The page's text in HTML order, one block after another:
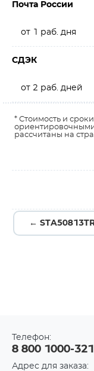
Почта России
от 1 раб. дня
СДЭК
от 2 раб. дней
* Стоимость и
рассчитаны на
←
Телефон:
8 800 1000-321
Адрес для заказа: